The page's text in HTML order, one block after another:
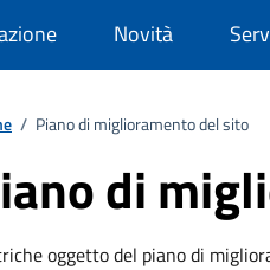
Novità
/ Piano di miglioramento del sito
di
oggetto del piano di